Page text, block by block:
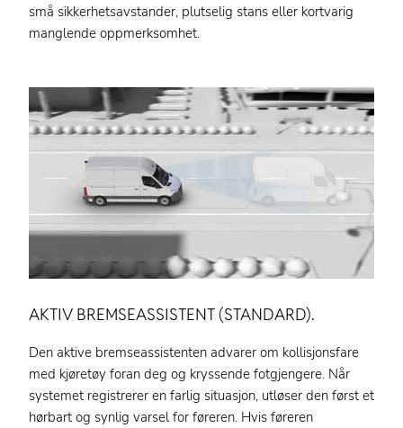
små sikkerhetsavstander, plutselig stans eller kortvarig
manglende oppmerksomhet.
AKTIV BREMSEASSISTENT (STANDARD).
Den aktive bremseassistenten advarer om kollisjonsfare
med kjøretøy foran deg og kryssende fotgjengere. Når
systemet registrerer en farlig situasjon, utløser den først et
hørbart og synlig varsel for føreren. Hvis føreren